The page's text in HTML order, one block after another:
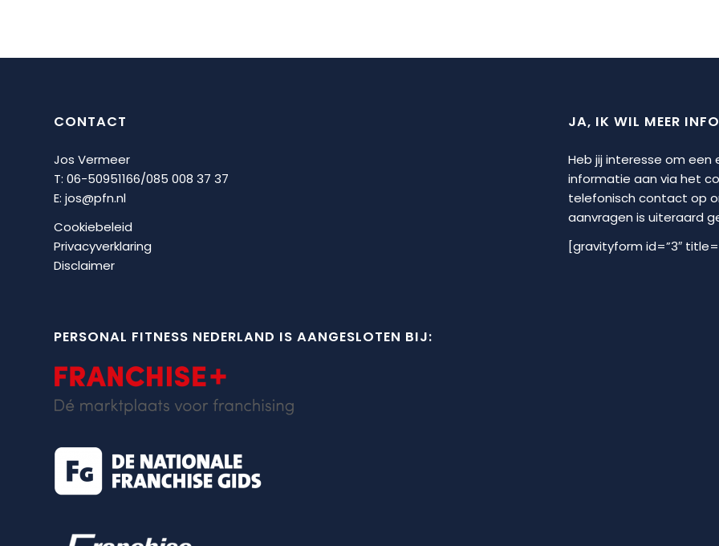
CONTACT
Jos Vermeer
T: 06-50951166/085 008 37 37
E: jos@pfn.nl
Cookiebeleid
Privacyverklaring
Disclaimer
PERSONAL FITNESS NEDERLAND IS AANGESLOTEN BIJ:
JA, IK WIL MEER
Heb jij interesse om
informatie aan via het
telefonisch contact op
aanvragen is uiteraard
[gravityform id=”3″